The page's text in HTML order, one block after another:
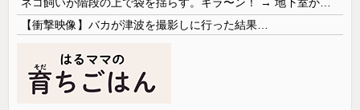
【衝撃映像】バカが津波を撮影しに行った結果…